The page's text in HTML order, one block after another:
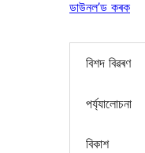
ডাউনল’ড কৰক
বিশদ বিৱৰণ
পৰ্য্যালোচনা
বিকাশ